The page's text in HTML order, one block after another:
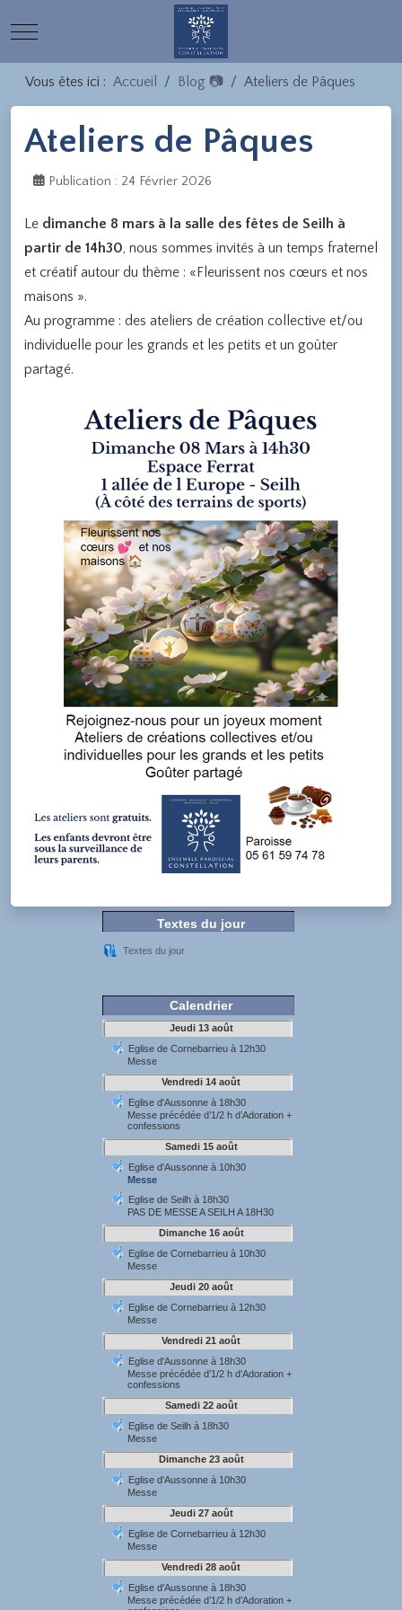
Mobile Menu Toggle
Vous êtes ici : Accueil Blog 📷 Ateliers de Pâques
Ateliers de Pâques
Publication : 24 Février 2026
Le dimanche 8 mars à la salle des fêtes de Seilh à
partir de 14h30, nous sommes invités à un temps fraternel
et créatif autour du thème : «Fleurissent nos cœurs et nos
maisons ».
Au programme : des ateliers de création collective et/ou
individuelle pour les grands et les petits et un goûter
partagé.
Textes du jour
Textes du jour